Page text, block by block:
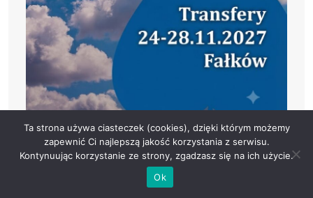
Ta strona używa ciasteczek (cookies), dzięki którym możemy
zapewnić Ci najlepszą jakość korzystania z serwisu.
Kontynuując korzystanie ze strony, zgadzasz się na ich użycie.
Ok